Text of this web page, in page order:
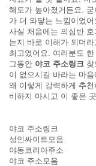
해도가 높아졌거든요.
가 더 와닿는 느낌이었어
사실 처음에는 의심반
는지 바로 이해가 되더
최고였어요. 여러분도
그동안 야코 주소링크
이 없으시길 바라는 마
왜 이렇게 강력하게 추
비하지 마시고 이 좋은
야코 주소링크
성인싸이트모음
야동코리아주소
야코 주소모음